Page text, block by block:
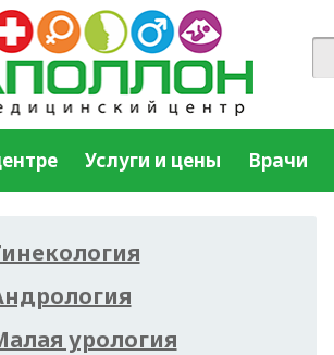
Услуги и цены Врачи
урология